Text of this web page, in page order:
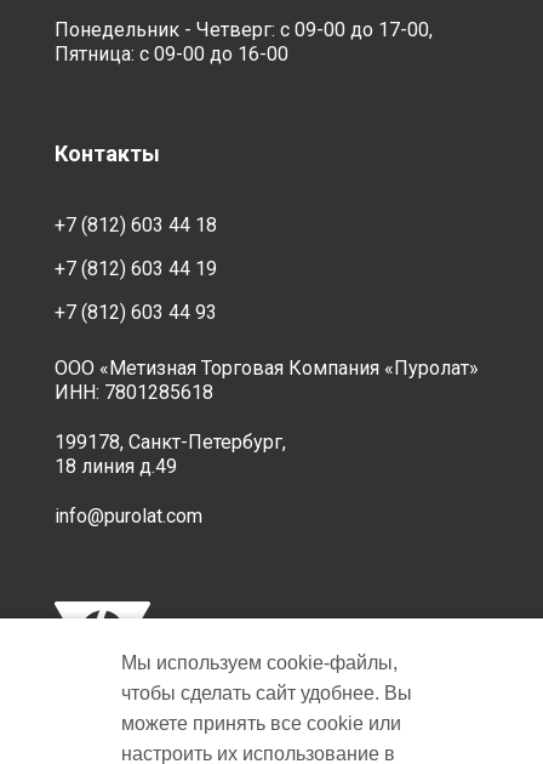
Понедельник - Четверг: с 09-00 до 17-00,
Пятница: с 09-00 до 16-00
Контакты
+7 (812) 603 44 18
+7 (812) 603 44 19
+7 (812) 603 44 93
ООО «Метизная Торговая Компания «Пуролат»
ИНН: 7801285618
199178, Санкт-Петербург,
18 линия д.49
info@purolat.com
Мы используем cookie‑файлы,
чтобы сделать сайт удобнее. Вы
можете принять все cookie или
настроить их использование в